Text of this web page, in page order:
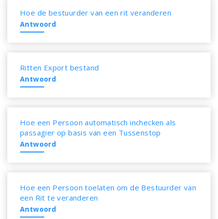
Hoe de bestuurder van een rit veranderen
Antwoord
Ritten Export bestand
Antwoord
Hoe een Persoon automatisch inchecken als
passagier op basis van een Tussenstop
Antwoord
Hoe een Persoon toelaten om de Bestuurder van
een Rit te veranderen
Antwoord